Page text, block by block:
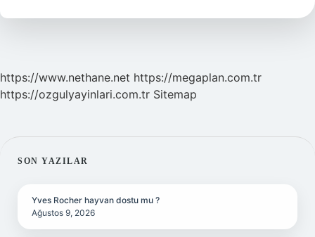
https://www.nethane.net https://megaplan.com.tr
https://ozgulyayinlari.com.tr Sitemap
SIDEBAR
SON YAZILAR
Yves Rocher hayvan dostu mu ?
Ağustos 9, 2026